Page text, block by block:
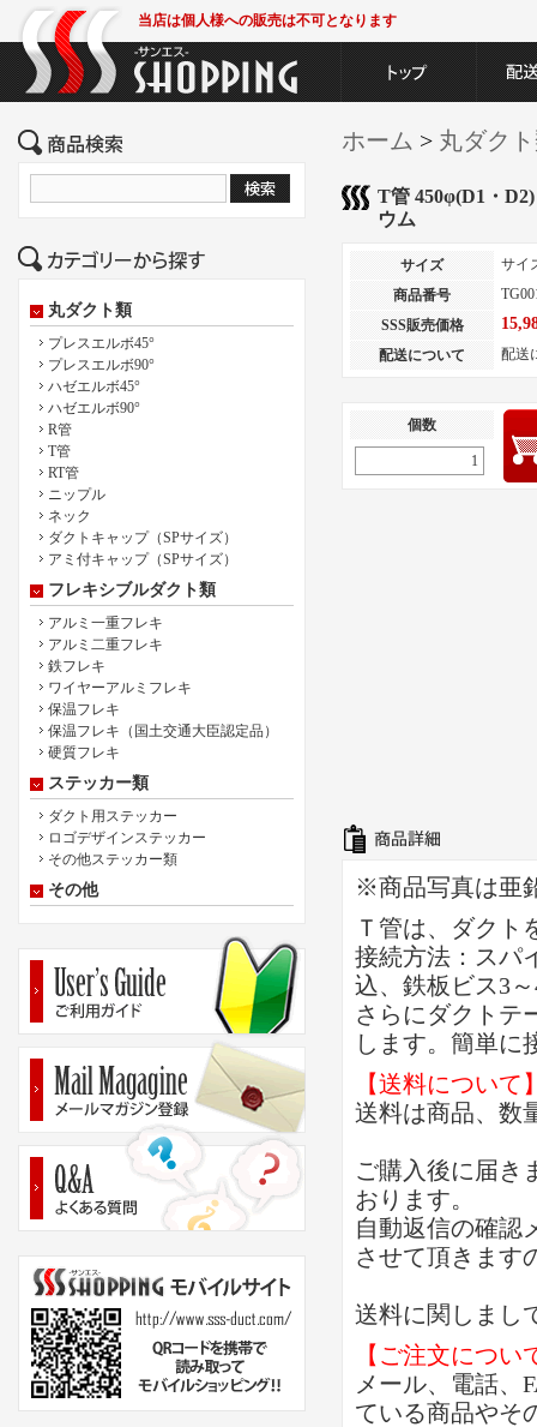
当店は個人様への販売は不可となります
丸ダクト類
プレスエルボ45°
プレスエルボ90°
ハゼエルボ45°
ハゼエルボ90°
R管
T管
RT管
ニップル
ネック
ダクトキャップ（SPサイズ）
アミ付キャップ（SPサイズ）
フレキシブルダクト類
アルミ一重フレキ
アルミ二重フレキ
鉄フレキ
ワイヤーアルミフレキ
保温フレキ
保温フレキ（国土交通大臣認定品）
硬質フレキ
ステッカー類
ダクト用ステッカー
ロゴデザインステッカー
その他ステッカー類
その他
ホーム > 丸ダク
T管 450φ(D1・
ウム
サイズ
サイ
商品番号
SSS販売価格
配送について 配送
個数
※商品写真は亜
Ｔ管は、ダクト
接続方法：スパ
込、鉄板ビス3
さらにダクトテ
します。簡単に
【送料について
送料は商品、数
ご購入後に届き
おります。
自動返信の確認
させて頂きます
送料に関しまし
【ご注文につい
メール、電話、
ている商品やそ